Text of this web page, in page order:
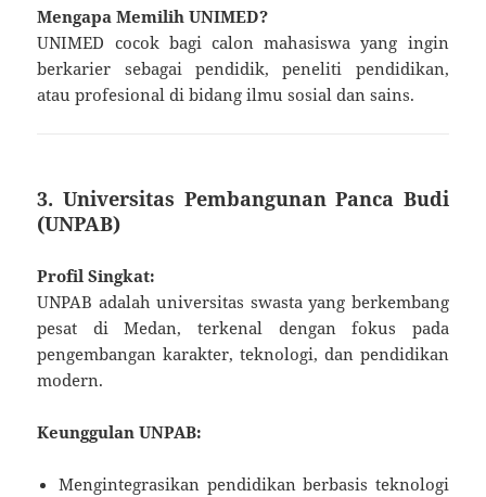
Mengapa Memilih UNIMED?
UNIMED cocok bagi calon mahasiswa yang ingin
berkarier sebagai pendidik, peneliti pendidikan,
atau profesional di bidang ilmu sosial dan sains.
3. Universitas Pembangunan Panca Budi
(UNPAB)
Profil Singkat:
UNPAB adalah universitas swasta yang berkembang
pesat di Medan, terkenal dengan fokus pada
pengembangan karakter, teknologi, dan pendidikan
modern.
Keunggulan UNPAB:
Mengintegrasikan pendidikan berbasis teknologi